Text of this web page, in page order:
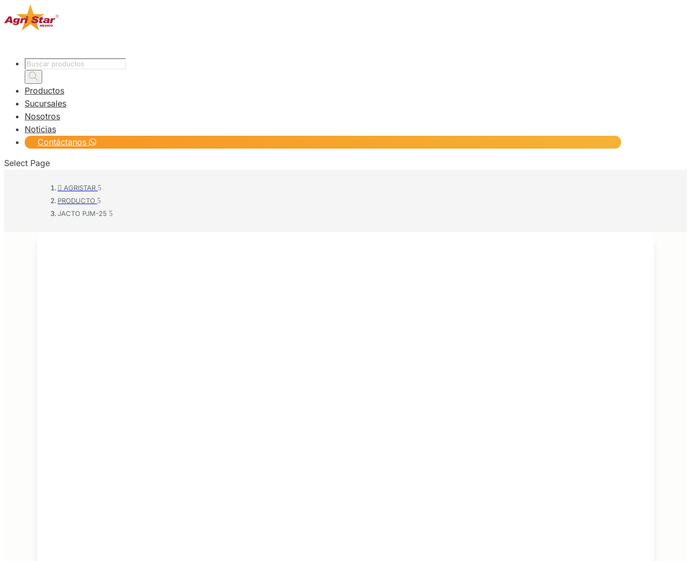
Products
search
Productos
Sucursales
Nosotros
Noticias
Contáctanos
Select Page
 AGRISTAR
PRODUCTO
JACTO PJM-25